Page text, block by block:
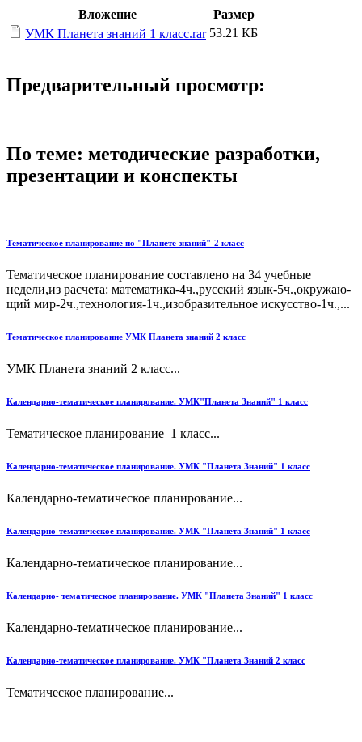
Вложение
Размер
УМК Планета знаний 1 класс.rar 53.21 КБ
Предварительный просмотр:
По теме: методические разработки,
презентации и конспекты
Тематическое планирование по "Планете знаний"-2 класс
Тематическое планирование составлено на 34 учебные
недели,из расчета: математика-4ч.,русский язык-5ч.,окружаю-
щий мир-2ч.,технология-1ч.,изобразительное искусство-1ч.,...
Тематическое планирование УМК Планета знаний 2 класс
УМК Планета знаний 2 класс...
Календарно-тематическое планирование. УМК"Планета Знаний" 1 класс
Тематическое планирование 1 класс...
Календарно-тематическое планирование. УМК "Планета Знаний" 1 класс
Календарно-тематическое планирование...
Календарно-тематическое планирование. УМК "Планета Знаний" 1 класс
Календарно-тематическое планирование...
Календарно- тематическое планирование. УМК "Планета Знаний" 1 класс
Календарно-тематическое планирование...
Календарно-тематическое планирование. УМК "Планета Знаний 2 класс
Тематическое планирование...